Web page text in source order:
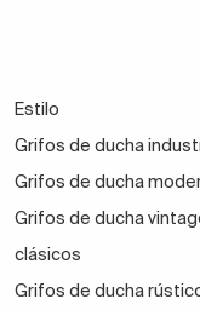
Estilo
Grifos de ducha
Grifos de ducha
Grifos de ducha
clásicos
Grifos de ducha